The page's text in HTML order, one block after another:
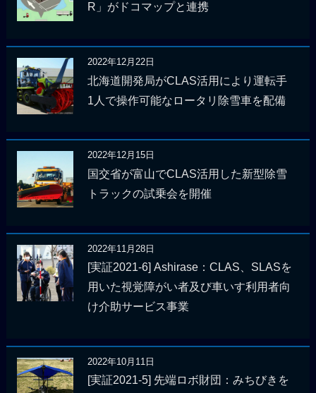
R」がドコマップと連携
2022年12月22日
北海道開発局がCLAS活用により運転手
1人で操作可能なロータリ除雪車を配備
2022年12月15日
国交省が富山でCLAS活用した新型除雪
トラックの試乗会を開催
2022年11月28日
[実証2021-6] Ashirase：CLAS、SLASを
用いた視覚障がい者及び車いす利用者向
け介助サービス事業
2022年10月11日
[実証2021-5] 先端ロボ財団：みちびきを